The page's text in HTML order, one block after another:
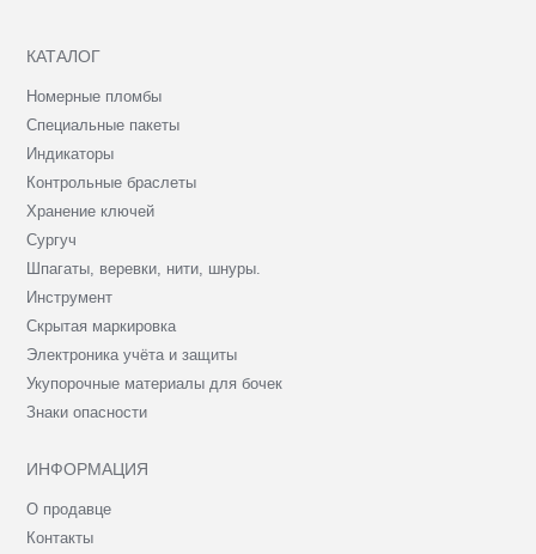
КАТАЛОГ
Номерные пломбы
Специальные пакеты
Индикаторы
Контрольные браслеты
Хранение ключей
Сургуч
Шпагаты, веревки, нити, шнуры.
Инструмент
Скрытая маркировка
Электроника учёта и защиты
Укупорочные материалы для бочек
Знаки опасности
ИНФОРМАЦИЯ
О продавце
Контакты